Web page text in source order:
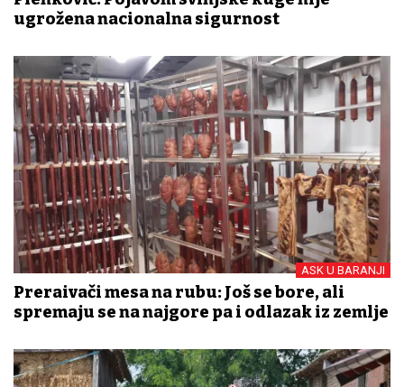
ugrožena nacionalna sigurnost
ASK U BARANJI
Prerađivači mesa na rubu: Još se bore, ali
spremaju se na najgore pa i odlazak iz zemlje